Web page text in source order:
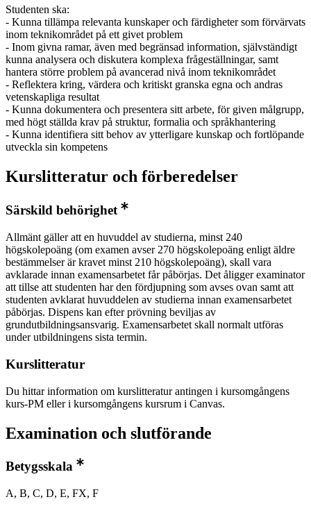
Studenten ska:
- Kunna tillämpa relevanta kunskaper och färdigheter som förvärvats
inom teknikområdet på ett givet problem
- Inom givna ramar, även med begränsad information, självständigt
kunna analysera och diskutera komplexa frågeställningar, samt
hantera större problem på avancerad nivå inom teknikområdet
- Reflektera kring, värdera och kritiskt granska egna och andras
vetenskapliga resultat
- Kunna dokumentera och presentera sitt arbete, för given målgrupp,
med högt ställda krav på struktur, formalia och språkhantering
- Kunna identifiera sitt behov av ytterligare kunskap och fortlöpande
utveckla sin kompetens
Kurslitteratur och förberedelser
Särskild behörighet
Allmänt gäller att en huvuddel av studierna, minst 240
högskolepoäng (om examen avser 270 högskolepoäng enligt äldre
bestämmelser är kravet minst 210 högskolepoäng), skall vara
avklarade innan examensarbetet får påbörjas. Det åligger examinator
att tillse att studenten har den fördjupning som avses ovan samt att
studenten avklarat huvuddelen av studierna innan examensarbetet
påbörjas. Dispens kan efter prövning beviljas av
grundutbildningsansvarig. Examensarbetet skall normalt utföras
under utbildningens sista termin.
Kurslitteratur
Du hittar information om kurslitteratur antingen i kursomgångens
kurs-PM eller i kursomgångens kursrum i Canvas.
Examination och slutförande
Betygsskala
A, B, C, D, E, FX, F